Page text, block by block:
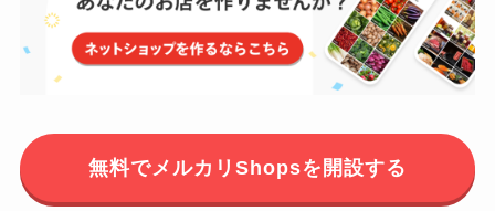
無料でメルカリShopsを開設する